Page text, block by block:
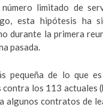
limitado de
esta hipótesis ha
durante la primera
pasada.
pequeña de lo que
contra los 113 actuales
algunos contratos de